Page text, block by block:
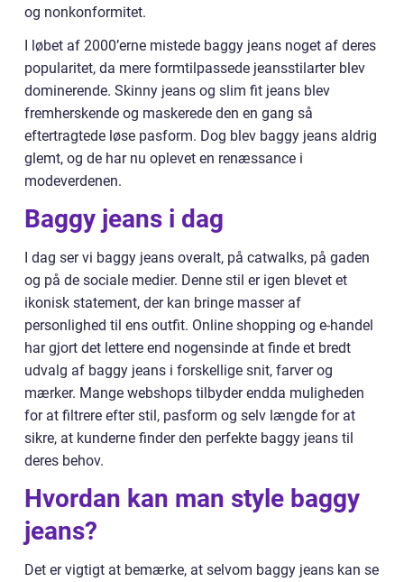
og nonkonformitet.
I løbet af 2000’erne mistede baggy jeans noget af deres
popularitet, da mere formtilpassede jeansstilarter blev
dominerende. Skinny jeans og slim fit jeans blev
fremherskende og maskerede den en gang så
eftertragtede løse pasform. Dog blev baggy jeans aldrig
glemt, og de har nu oplevet en renæssance i
modeverdenen.
Baggy jeans i dag
I dag ser vi baggy jeans overalt, på catwalks, på gaden
og på de sociale medier. Denne stil er igen blevet et
ikonisk statement, der kan bringe masser af
personlighed til ens outfit. Online shopping og e-handel
har gjort det lettere end nogensinde at finde et bredt
udvalg af baggy jeans i forskellige snit, farver og
mærker. Mange webshops tilbyder endda muligheden
for at filtrere efter stil, pasform og selv længde for at
sikre, at kunderne finder den perfekte baggy jeans til
deres behov.
Hvordan kan man style baggy
jeans?
Det er vigtigt at bemærke, at selvom baggy jeans kan se